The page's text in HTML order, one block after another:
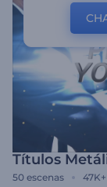
Títulos
50 escenas 47K+